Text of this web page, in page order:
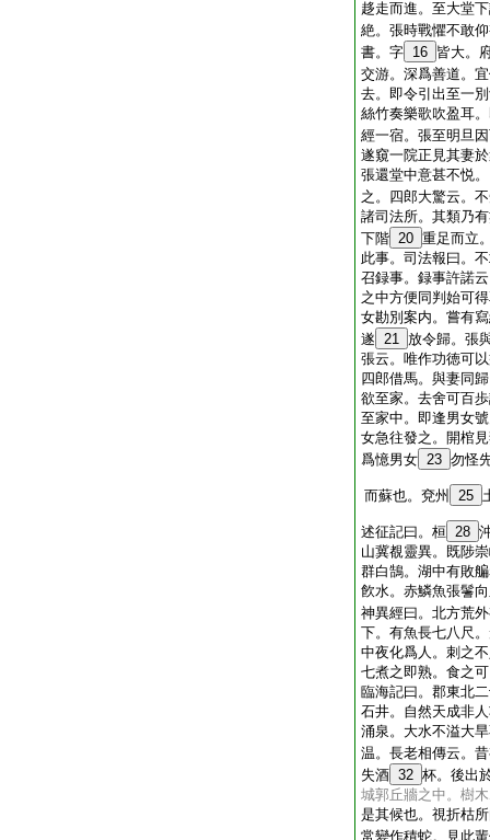
趍走而進。至大堂
絶。張時戰懼不敢
書。字 16 皆大。
交游。深爲善道。
去。即令引出至一
絲竹奏樂歌吹盈耳
經一宿。張至明旦
遂窺一院正見其妻
張還堂中意甚不悦
之。四郎大驚云。
諸司法所。其類乃
下階 20 重足而立
此事。司法報曰。
召録事。録事許諾
之中方便同判始可
女勘別案内。嘗有
遂 21 放令歸。張
張云。唯作功徳可
四郎借馬。與妻同
欲至家。去舍可百
至家中。即逢男女
女急往發之。開棺
爲憶男女 23 勿怪
而蘇也。兗州 25
述征記曰。桓 28
山冀覩靈異。既陟
群白鵠。湖中有敗
飮水。赤鱗魚張鬐
神異經曰。北方荒
下。有魚長七八尺
中夜化爲人。刺之
七煮之即熟。食之
臨海記曰。郡東北
石井。自然天成非
涌泉。大水不溢大
温。長老相傳云。
失酒 32 杯。後出
城郭丘牆之中。樹
是其候也。視折枯
常變作積蛇。見此